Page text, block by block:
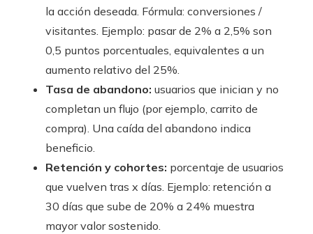
la acción deseada. Fórmula: conversiones /
visitantes. Ejemplo: pasar de 2% a 2,5% son
0,5 puntos porcentuales, equivalentes a un
aumento relativo del 25%.
Tasa de abandono: usuarios que inician y no
completan un flujo (por ejemplo, carrito de
compra). Una caída del abandono indica
beneficio.
Retención y cohortes: porcentaje de usuarios
que vuelven tras x días. Ejemplo: retención a
30 días que sube de 20% a 24% muestra
mayor valor sostenido.